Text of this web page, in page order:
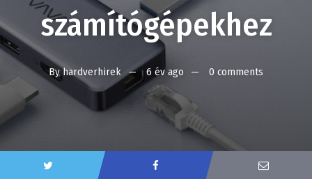
számítógépekhez
Byhardverhirek 6 év ago 0 comments